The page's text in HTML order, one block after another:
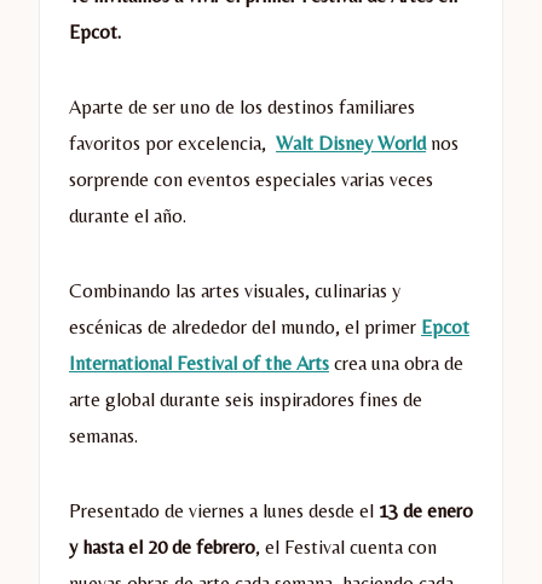
Epcot.
Aparte de ser uno de los destinos familiares
favoritos por excelencia, Walt Disney Worldnos
sorprende con eventos especiales varias veces
durante el año.
Combinando las artes visuales, culinarias y
escénicas de alrededor del mundo, el primer Epcot
International Festival of the Arts crea una obra de
arte global durante seis inspiradores fines de
semanas.
Presentado de viernes a lunes desde el 13 de enero
y hasta el 20 de febrero, el Festival cuenta con